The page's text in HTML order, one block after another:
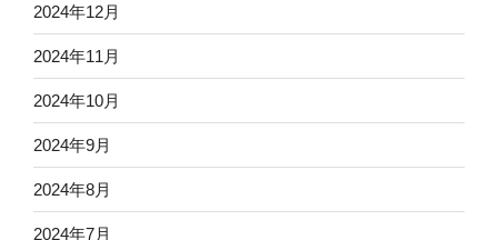
2024年12月
2024年11月
2024年10月
2024年9月
2024年8月
2024年7月